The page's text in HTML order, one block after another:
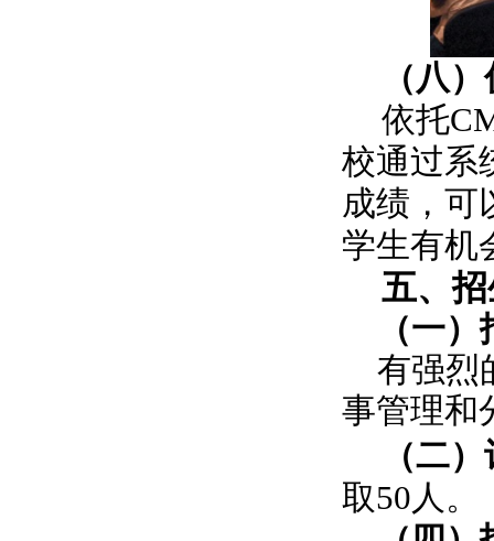
（八
依托
校通过系
成绩，可
学生有机
五、
（一
有强烈
事管理和
（二
取50人。